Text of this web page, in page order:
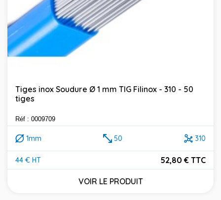
Tiges inox Soudure Ø 1 mm TIG Filinox - 310 - 50
tiges
Réf : 0009709
1mm 50 310
44 € HT
Prix
52,80 € TTC
VOIR LE PRODUIT